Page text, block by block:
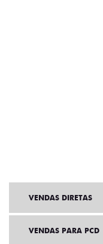
VENDAS DIRETAS
VENDAS PARA PCD